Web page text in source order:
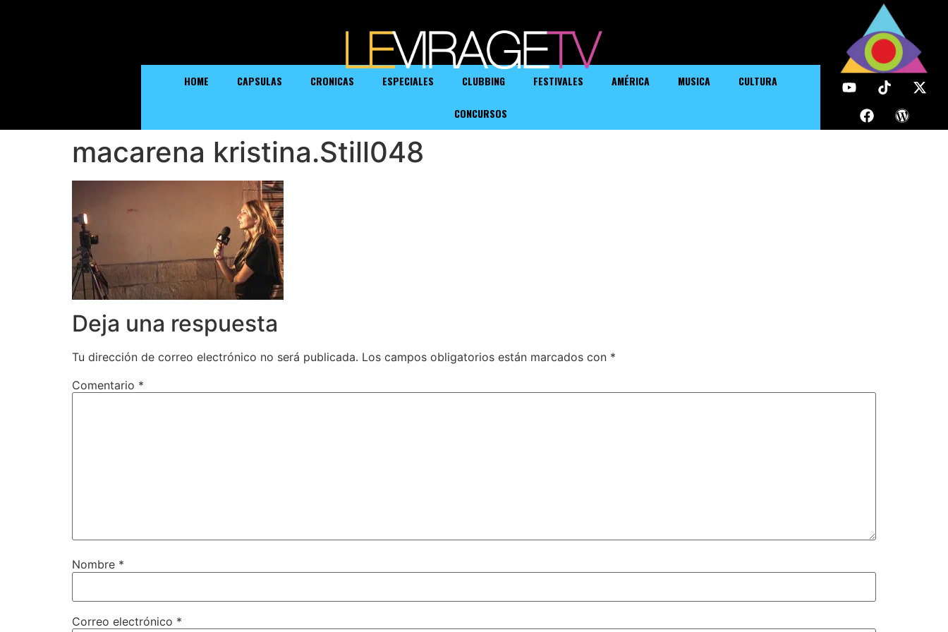
HOME CAPSULAS CRONICAS ESPECIALES CLUBBING FESTIVALES AMÉRICA MUSICA CULTURA
CONCURSOS
macarena kristina.Still048
Deja una respuesta
Tu dirección de correo electrónico no será publicada. Los campos obligatorios están marcados con *
Comentario *
Nombre *
Correo electrónico *